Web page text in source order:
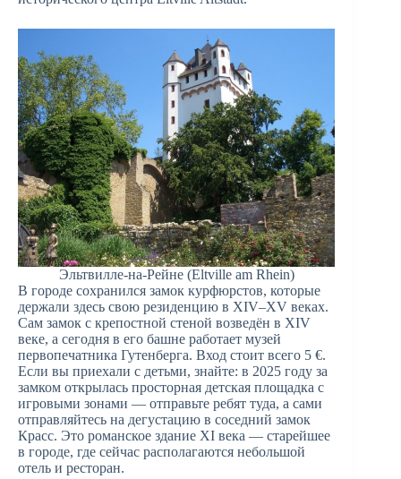
Эльтвилле-на-Рейне (Eltville am Rhein)
В городе сохранился замок курфюрстов, которые
держали здесь свою резиденцию в XIV–XV веках.
Сам замок с крепостной стеной возведён в XIV
веке, а сегодня в его башне работает музей
первопечатника Гутенберга. Вход стоит всего 5 €.
Если вы приехали с детьми, знайте: в 2025 году за
замком открылась просторная детская площадка с
игровыми зонами — отправьте ребят туда, а сами
отправляйтесь на дегустацию в соседний замок
Красс. Это романское здание XI века — старейшее
в городе, где сейчас располагаются небольшой
отель и ресторан.